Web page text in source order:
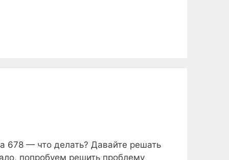
678 — что делать? Давайте решать
попробуем решить проблему